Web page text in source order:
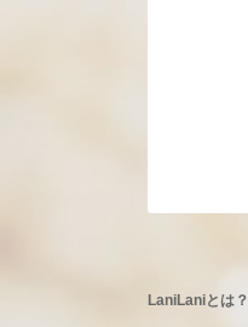
LaniLaniとは？